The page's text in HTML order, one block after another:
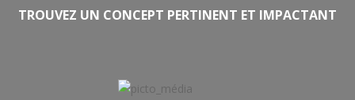
TROUVEZ UN CONCEPT PERTINENT ET IMPACTANT